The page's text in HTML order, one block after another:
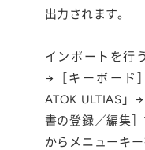
出力されます。
インポートを行
→［キーボード
ATOK ULTIAS」
書の登録／編集
からメニューキ